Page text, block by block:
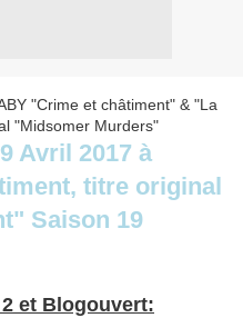
"Crime et châtiment" & "La
"Midsomer Murders"
Avril 2017 à
titre original
Saison 19
et Blogouvert: